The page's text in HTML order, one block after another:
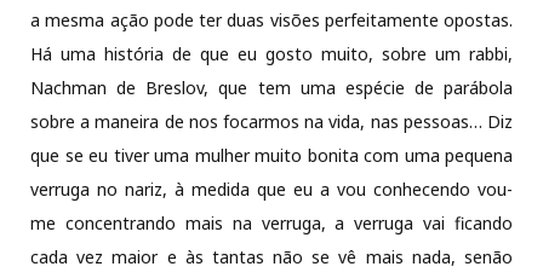
a mesma ação pode ter duas visões perfeitamente opostas.
Há uma história de que eu gosto muito, sobre um rabbi,
Nachman de Breslov, que tem uma espécie de parábola
sobre a maneira de nos focarmos na vida, nas pessoas… Diz
que se eu tiver uma mulher muito bonita com uma pequena
verruga no nariz, à medida que eu a vou conhecendo vou-
me concentrando mais na verruga, a verruga vai ficando
cada vez maior e às tantas não se vê mais nada, senão